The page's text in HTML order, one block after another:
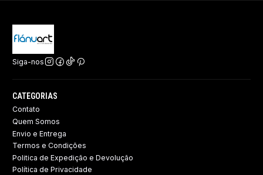
Siga-nos
CATEGORIAS
Contato
Quem Somos
Envio e Entrega
Termos e Condições
Politica de Expedição e Devolução ​
Política de Privacidade